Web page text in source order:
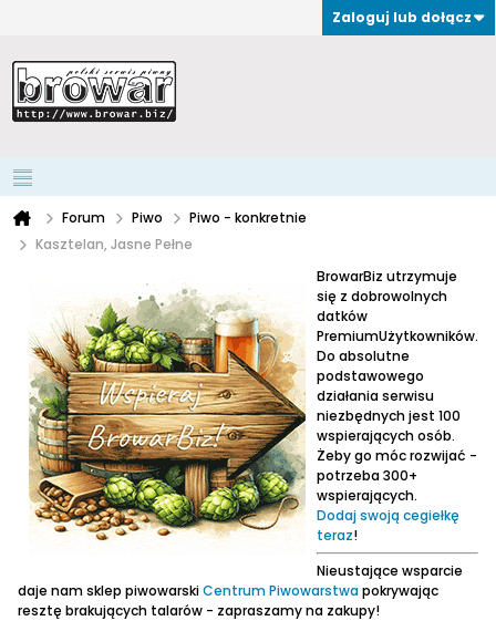
Zaloguj lub dołącz
Forum Piwo
Piwo - konkretnie
Kasztelan, Jasne Pełne
BrowarBiz utrzymuje
się z dobrowolnych
datków
PremiumUżytkowników.
Do absolutne
podstawowego
działania serwisu
niezbędnych jest 100
wspierających osób.
Żeby go móc rozwijać -
potrzeba 300+
wspierających.
Dodaj swoją cegiełkę
teraz!
Nieustające wsparcie
daje nam sklep piwowarskiCentrum Piwowarstwapokrywając
resztę brakujących talarów - zapraszamy na zakupy!